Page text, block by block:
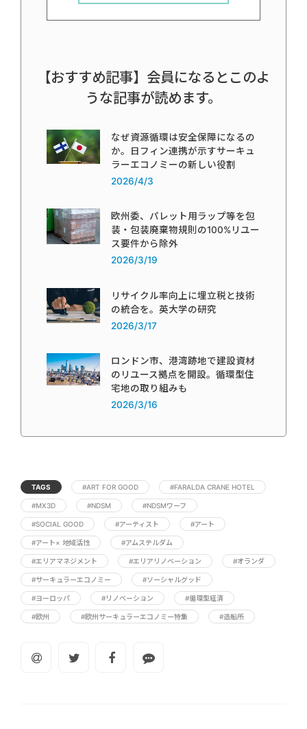
【おすすめ記事】会員になるとこのよ
うな記事が読めます。
なぜ資源循環は安全保障になるの
か。日フィン連携が示すサーキュ
ラーエコノミーの新しい役割
2026/4/3
欧州委、パレット用ラップ等を包
装・包装廃棄物規則の100%リユー
ス要件から除外
2026/3/19
リサイクル率向上に埋立税と技術
の統合を。英大学の研究
2026/3/17
ロンドン市、港湾跡地で建設資材
のリユース拠点を開設。循環型住
宅地の取り組みも
2026/3/16
TAGS #ART FOR GOOD #FARALDA CRANE HOTEL
#MX3D #NDSM #NDSMワーフ
#SOCIAL GOOD #アーティスト #アート
#アート× 地域活性 #アムステルダム
#エリアマネジメント #エリアリノベーション #オランダ
#サーキュラーエコノミー #ソーシャルグッド
#ヨーロッパ #リノベーション #循環型経済
#欧州 #欧州サーキュラーエコノミー特集 #造船所